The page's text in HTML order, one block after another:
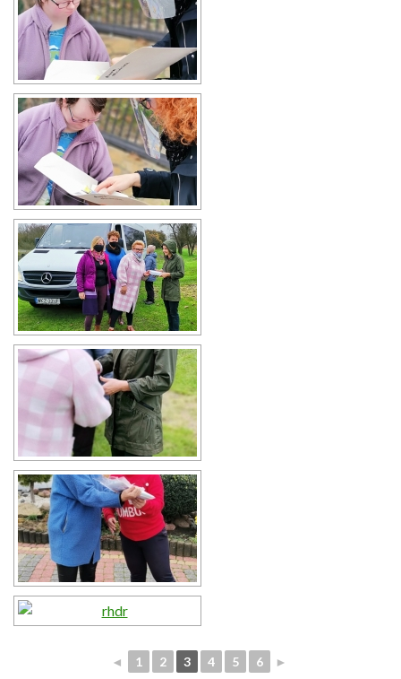
◄ 1 2 3 4 5 6 ►